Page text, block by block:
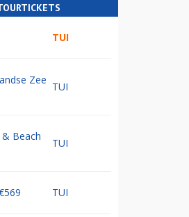
TUI
Zee
TUI
& Beach
TUI
TUI